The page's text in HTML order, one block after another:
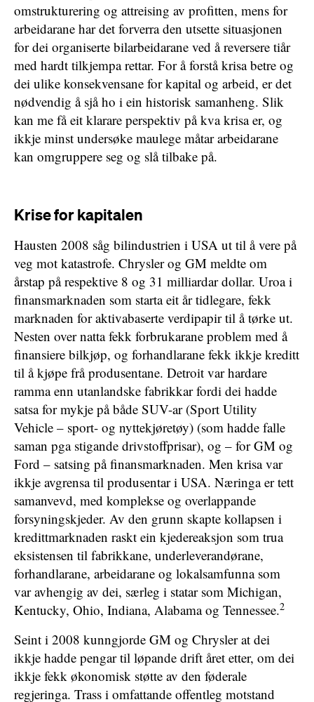
omstrukturering og attreising av profitten, mens for
arbeidarane har det forverra den utsette situasjonen
for dei organiserte bilarbeidarane ved å reversere tiår
med hardt tilkjempa rettar. For å forstå krisa betre og
dei ulike konsekvensane for kapital og arbeid, er det
nødvendig å sjå ho i ein historisk samanheng. Slik
kan me få eit klarare perspektiv på kva krisa er, og
ikkje minst undersøke maulege måtar arbeidarane
kan omgruppere seg og slå tilbake på.
Krise for kapitalen
Hausten 2008 såg bilindustrien i USA ut til å vere på
veg mot katastrofe. Chrysler og GM meldte om
årstap på respektive 8 og 31 milliardar dollar. Uroa i
finansmarknaden som starta eit år tidlegare, fekk
marknaden for aktivabaserte verdipapir til å tørke ut.
Nesten over natta fekk forbrukarane problem med å
finansiere bilkjøp, og forhandlarane fekk ikkje kreditt
til å kjøpe frå produsentane. Detroit var hardare
ramma enn utanlandske fabrikkar fordi dei hadde
satsa for mykje på både SUV-ar (Sport Utility
Vehicle – sport- og nyttekjøretøy) (som hadde falle
saman pga stigande drivstoffprisar), og – for GM og
Ford – satsing på finansmarknaden. Men krisa var
ikkje avgrensa til produsentar i USA. Næringa er tett
samanvevd, med komplekse og overlappande
forsyningskjeder. Av den grunn skapte kollapsen i
kredittmarknaden raskt ein kjedereaksjon som trua
eksistensen til fabrikkane, underleverandørane,
forhandlarane, arbeidarane og lokalsamfunna som
var avhengig av dei, særleg i statar som Michigan,
Kentucky, Ohio, Indiana, Alabama og Tennessee.2
Seint i 2008 kunngjorde GM og Chrysler at dei
ikkje hadde pengar til løpande drift året etter, om dei
ikkje fekk økonomisk støtte av den føderale
regjeringa. Trass i omfattande offentleg motstand